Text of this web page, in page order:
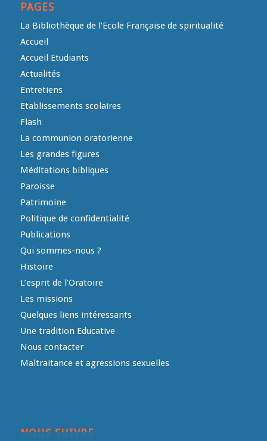
PAGES
La Bibliothèque de l’Ecole Française de spiritualité
Accueil
Accueil Etudiants
Actualités
Entretiens
Etablissements scolaires
Flash
La communion oratorienne
Les grandes figures
Méditations bibliques
Paroisse
Patrimoine
Politique de confidentialité
Publications
Qui sommes-nous ?
Histoire
L’esprit de l’Oratoire
Les missions
Quelques liens intéressants
Une tradition Educative
Nous contacter
Maltraitance et agressions sexuelles
NOUS SUIVRE